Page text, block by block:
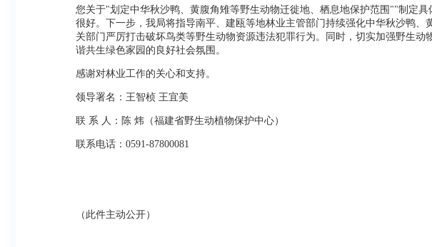
您关于"划定中华秋沙鸭、黄腹角雉等野生动物迁徙地、栖息地保护范围""制定
很好。下一步，我局将指导南平、建瓯等地林业主管部门持续强化中华秋沙鸭
关部门严厉打击破坏鸟类等野生动物资源违法犯罪行为。同时，切实加强野生
谐共生绿色家园的良好社会氛围。
感谢对林业工作的关心和支持。
领导署名：王智桢 王宜美
联 系 人：陈 炜（福建省野生动植物保护中心）
联系电话：0591-87800081
（此件主动公开）